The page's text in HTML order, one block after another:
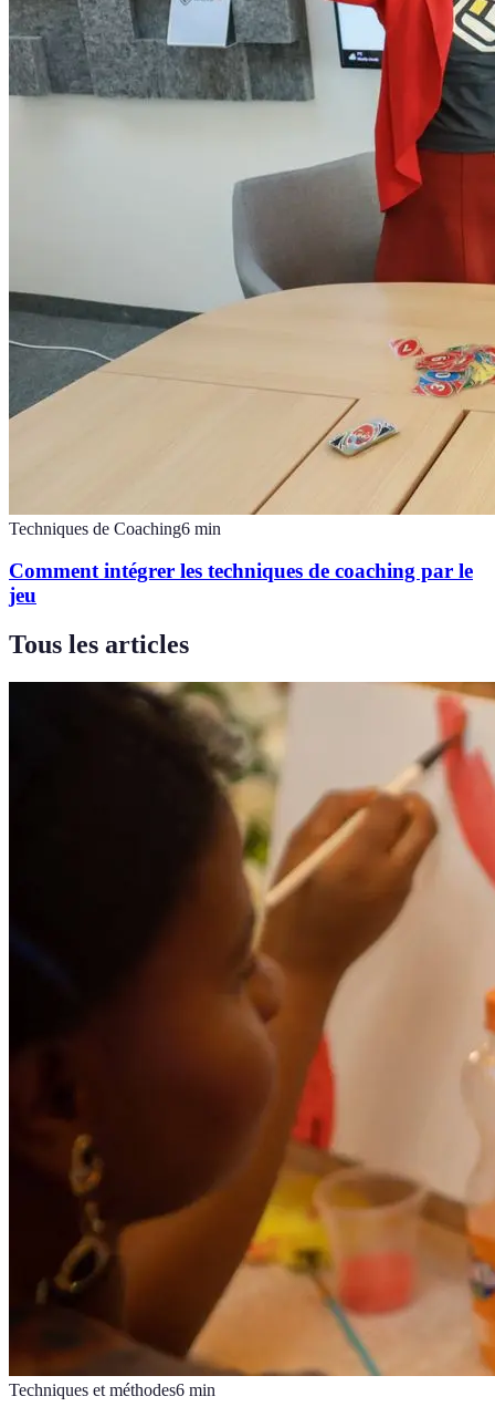
Techniques de Coaching6 min
Comment intégrer les techniques de coaching par le
jeu
Tous les articles
Techniques et méthodes6 min